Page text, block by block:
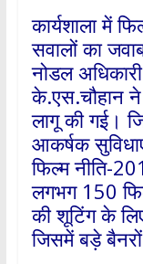
कार्यशाला में
सवालों का
नोडल
के.एस.चौहान ने
लागू की गई।
आकर्षक
फिल्म नीति-
लगभग 150
की शूटिंग के
जिसमें बड़े